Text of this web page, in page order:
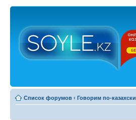
Список форумов ‹ Говорим по-казахски